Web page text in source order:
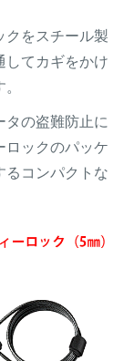
クをスチール製
してカギをかけ
タの盗難防止に
ロックのパッケ
るコンパクトな